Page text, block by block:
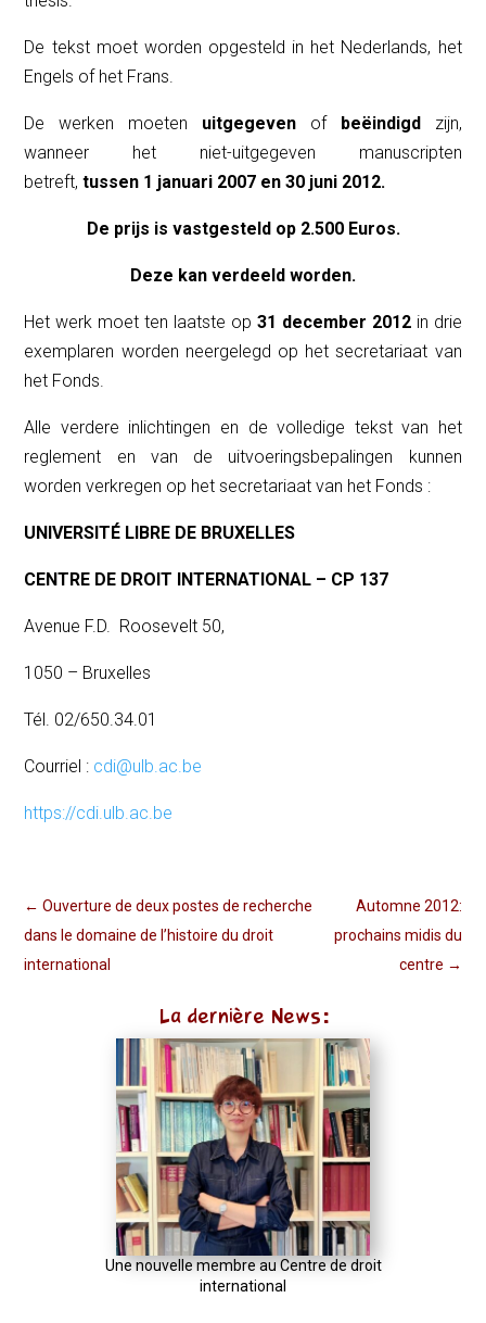
De tekst moet worden opgesteld in het Nederlands, het
Engels of het Frans.
De werken moeten uitgegeven of beëindigdzijn,
wanneer het niet-uitgegeven manuscripten
betreft,tussen 1 januari 2007 en 30 juni 2012.
De prijs is vastgesteld op 2.500 Euros.
Deze kan verdeeld worden.
Het werk moet ten laatste op 31 december 2012 in drie
exemplaren worden neergelegd op het secretariaat van
het Fonds.
Alle verdere inlichtingen en de volledige tekst van het
reglement en van de uitvoeringsbepalingen kunnen
worden verkregen op het secretariaat van het Fonds :
UNIVERSITÉ LIBRE DE BRUXELLES
CENTRE DE DROIT INTERNATIONAL – CP 137
Avenue F.D. Roosevelt 50,
1050 – Bruxelles
Tél. 02/650.34.01
Courriel : cdi@ulb.ac.be
https://cdi.ulb.ac.be
←Ouverture de deux postes de recherche
dans le domaine de l’histoire du droit
international
Automne 2012:
prochains midis du
centre →
La dernière News:
Une nouvelle membre au Centre de droit
international